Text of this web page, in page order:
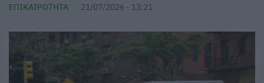
ΕΠΙΚΑΙΡΌΤΗΤΑ 21/07/2026 - 13:21